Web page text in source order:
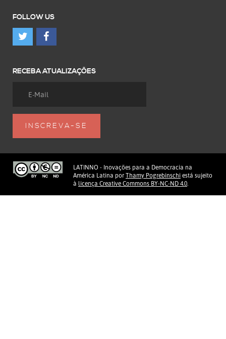
FOLLOW US
RECEBA ATUALIZAÇÕES
LATINNO - Inovações para a Democracia na
América Latina por Thamy Pogrebinschi está sujeito
à licença Creative Commons BY-NC-ND 4.0.